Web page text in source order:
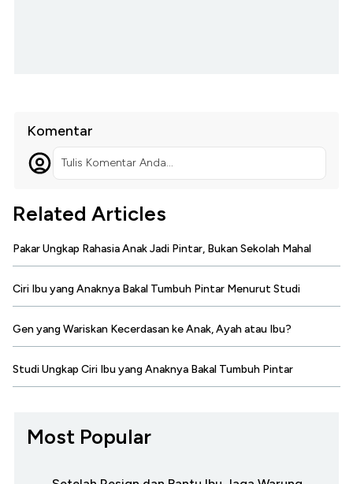
Komentar
Tulis Komentar Anda...
Related Articles
Pakar Ungkap Rahasia Anak Jadi Pintar, Bukan Sekolah Mahal
Ciri Ibu yang Anaknya Bakal Tumbuh Pintar Menurut Studi
Gen yang Wariskan Kecerdasan ke Anak, Ayah atau Ibu?
Studi Ungkap Ciri Ibu yang Anaknya Bakal Tumbuh Pintar
Most Popular